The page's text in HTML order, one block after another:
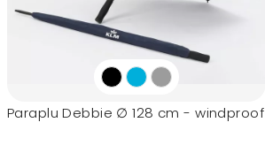
Paraplu Debbie ∅ 128 cm - windproof